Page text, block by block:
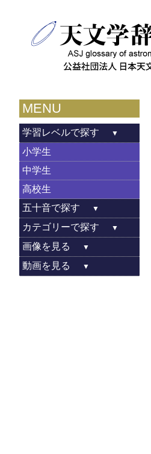
MENU
学習レベルで探す
小学生
中学生
高校生
五十音で探す
カテゴリーで探す
画像を見る
動画を見る